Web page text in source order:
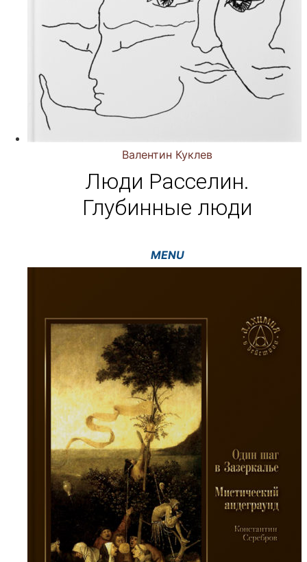
Валентин Куклев
Люди Расселин.
Глубинные люди